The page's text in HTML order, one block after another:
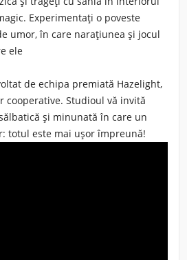
Experimentați o poveste
umor, în care narațiunea și jocul
ele
de echipa premiată Hazelight,
cooperative. Studioul vă invită
și minunată în care un
totul este mai ușor împreună!